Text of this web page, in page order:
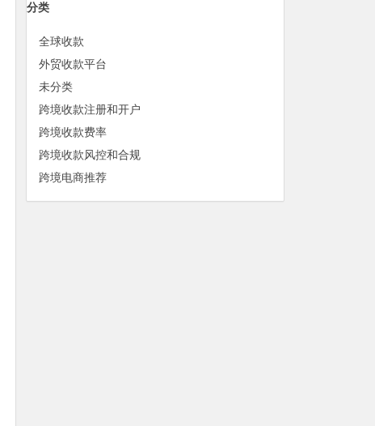
分类
全球收款
外贸收款平台
未分类
跨境收款注册和开户
跨境收款费率
跨境收款风控和合规
跨境电商推荐